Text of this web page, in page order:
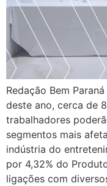
Redação Bem
deste ano, cerca de
trabalhadores
segmentos mais
indústria do
por 4,32% do
ligações com